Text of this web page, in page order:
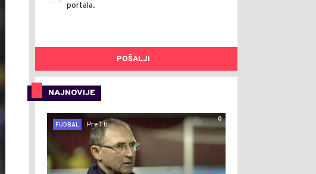
portala.
POŠALJI
NAJNOVIJE
0
FUDBAL
Pre 1 h